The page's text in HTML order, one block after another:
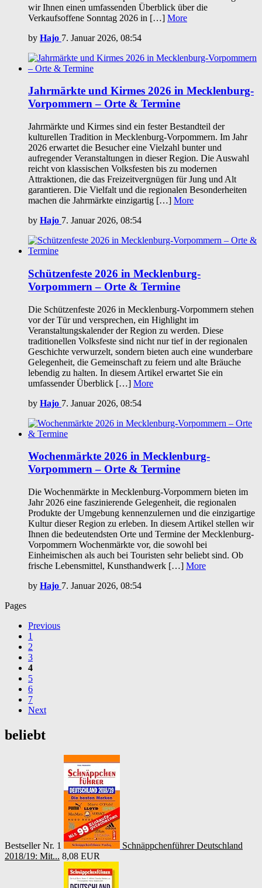
wir Ihnen einen umfassenden Überblick über die
Verkaufsoffene Sonntag 2026 in […] More
by Hajo 7. Januar 2026, 08:54
Jahrmärkte und Kirmes 2026 in Mecklenburg-
Vorpommern – Orte & Termine
Jahrmärkte und Kirmes sind ein fester Bestandteil der
kulturellen Tradition in Mecklenburg-Vorpommern. Im Jahr
2026 erwartet die Besucher eine Vielzahl bunter und
aufregender Veranstaltungen in dieser Region. Die Auswahl
reicht von klassischen Volksfesten bis zu modernen
Attraktionen, die das Freizeitvergnügen für Jung und Alt
garantieren. Die Vielfalt und die regionalen Besonderheiten
machen die Jahrmärkte einzigartig […] More
by Hajo 7. Januar 2026, 08:54
Schützenfeste 2026 in Mecklenburg-
Vorpommern – Orte & Termine
Die Schützenfeste 2026 in Mecklenburg-Vorpommern stehen
vor der Tür und versprechen, ein Highlight im
Veranstaltungskalender der Region zu werden. Diese
traditionellen Volksfeste sind nicht nur tief in der regionalen
Geschichte verwurzelt, sondern bieten auch eine wunderbare
Gelegenheit, die Gemeinschaft zu feiern und alte Bräuche
lebendig zu halten. In diesem Artikel erwartet Sie ein
umfassender Überblick […] More
by Hajo 7. Januar 2026, 08:54
Wochenmärkte 2026 in Mecklenburg-
Vorpommern – Orte & Termine
Die Wochenmärkte in Mecklenburg-Vorpommern bieten im
Jahr 2026 eine faszinierende Gelegenheit, die regionalen
Produkte der Umgebung kennenzulernen und die einzigartige
Kultur dieser Region zu erleben. In diesem Artikel stellen wir
Ihnen die bedeutendsten Orte und Termine der Mecklenburg-
Vorpommern Wochenmärkte vor, die sowohl bei
Einheimischen als auch bei Touristen sehr beliebt sind. Ob
frische Lebensmittel, Kunsthandwerk […] More
by Hajo 7. Januar 2026, 08:54
Pages
Previous
1
2
3
4
5
6
7
Next
beliebt
Bestseller Nr. 1
Schnäppchenführer Deutschland
2018/19: Mit... 8,08 EUR